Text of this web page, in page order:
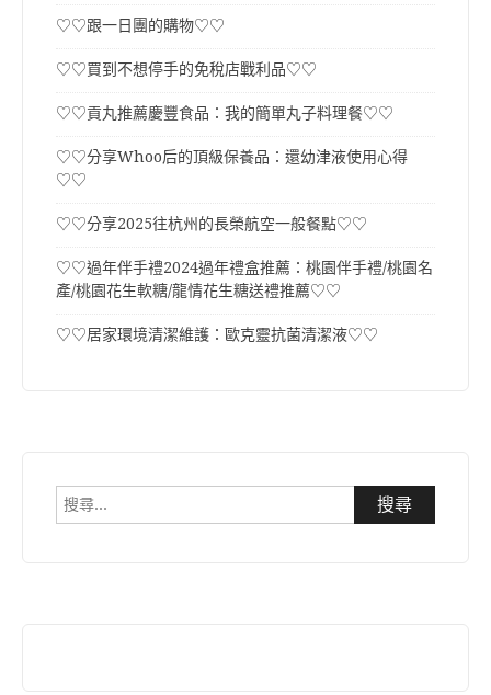
♡♡跟一日團的購物♡♡
♡♡買到不想停手的免稅店戰利品♡♡
♡♡貢丸推薦慶豐食品：我的簡單丸子料理餐♡♡
♡♡分享Whoo后的頂級保養品：還幼津液使用心得
♡♡
♡♡分享2025往杭州的長榮航空一般餐點♡♡
♡♡過年伴手禮2024過年禮盒推薦：桃園伴手禮/桃園名
產/桃園花生軟糖/龍情花生糖送禮推薦♡♡
♡♡居家環境清潔維護：歐克靈抗菌清潔液♡♡
搜
尋